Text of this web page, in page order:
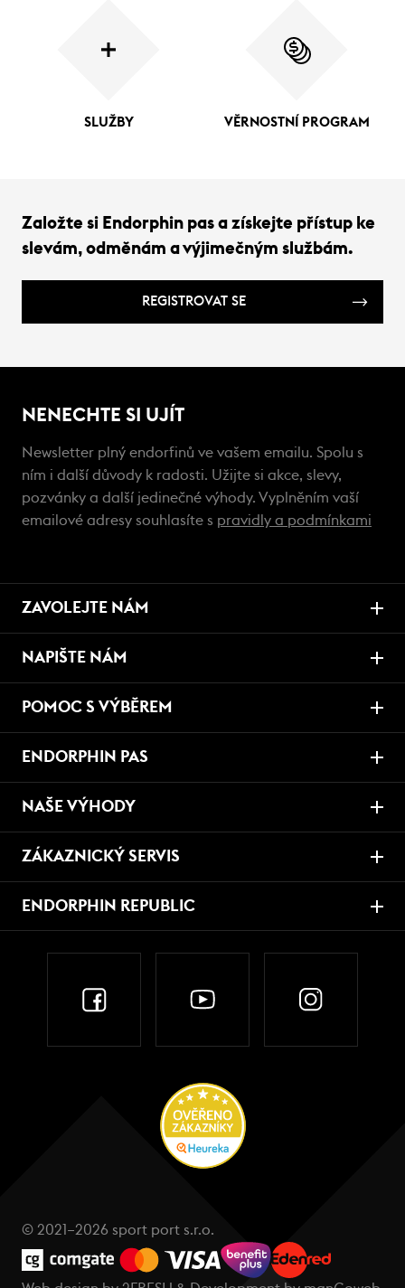
SLUŽBY VĚRNOSTNÍ PROGRAM
Založte si Endorphin pas a získejte přístup ke
slevám, odměnám a výjimečným službám.
REGISTROVAT SE
NENECHTE SI UJÍT
Newsletter plný endorfinů ve vašem emailu. Spolu s
ním i další důvody k radosti. Užijte si akce, slevy,
pozvánky a další jedinečné výhody. Vyplněním vaší
emailové adresy souhlasíte s pravidly a podmínkami
ZAVOLEJTE NÁM
NAPIŠTE NÁM
POMOC S VÝBĚREM
ENDORPHIN PAS
NAŠE VÝHODY
ZÁKAZNICKÝ SERVIS
ENDORPHIN REPUBLIC
© 2021–2026 sport port s.r.o.